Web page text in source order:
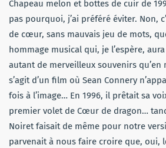
Chapeau melon et bottes de cuir de
pas pourquoi, j’ai préféré éviter. Non,
de cœur, sans mauvais jeu de mots,
hommage musical qui, je l’espère,
autant de merveilleux souvenirs qu’en
s’agit d’un film où Sean Connery
fois à l’image… En 1996, il prêtait sa
premier volet de Cœur de dragon…
Noiret faisait de même pour notre
parvenait à nous faire croire que, oui,